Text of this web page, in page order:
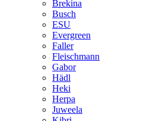
Brekina
Busch
ESU
Evergreen
Faller
Fleischmann
Gabor
Hädl
Heki
Herpa
Juweela